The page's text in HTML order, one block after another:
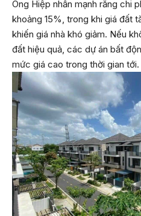
Ông Hiệp nhấn mạnh rằng chi
khoảng 15%, trong khi giá đất
khiến giá nhà khó giảm. Nếu
đất hiệu quả, các dự án bất
mức giá cao trong thời gian tới.